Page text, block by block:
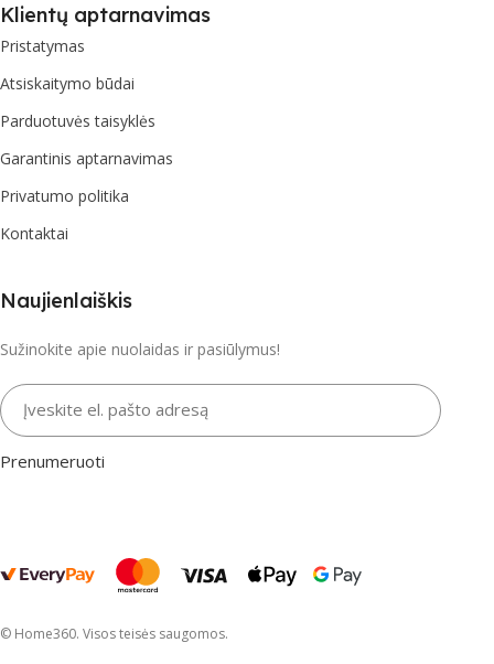
Klientų aptarnavimas
Pristatymas
Atsiskaitymo būdai
Parduotuvės taisyklės
Garantinis aptarnavimas
Privatumo politika
Kontaktai
Naujienlaiškis
Sužinokite apie nuolaidas ir pasiūlymus!
Įveskite el. pašto adresą
Prenumeruoti
© Home360. Visos teisės saugomos.